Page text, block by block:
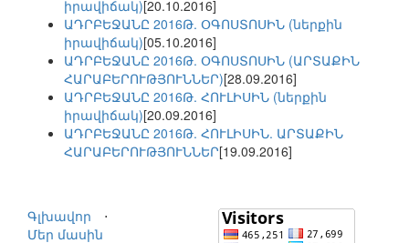
իրավիճակ)[20.10.2016]
ԱԴՐԲԵՋԱՆԸ 2016Թ. ՕԳՈՍՏՈՍԻՆ (ներքին
իրավիճակ)[05.10.2016]
ԱԴՐԲԵՋԱՆԸ 2016Թ. ՕԳՈՍՏՈՍԻՆ (ԱՐՏԱՔԻՆ
ՀԱՐԱԲԵՐՈՒԹՅՈՒՆՆԵՐ)[28.09.2016]
ԱԴՐԲԵՋԱՆԸ 2016Թ. ՀՈՒԼԻՍԻՆ (ներքին
իրավիճակ)[20.09.2016]
ԱԴՐԲԵՋԱՆԸ 2016Թ. ՀՈՒԼԻՍԻՆ. ԱՐՏԱՔԻՆ
ՀԱՐԱԲԵՐՈՒԹՅՈՒՆՆԵՐ[19.09.2016]
Գլխավոր
⋅
Մեր մասին